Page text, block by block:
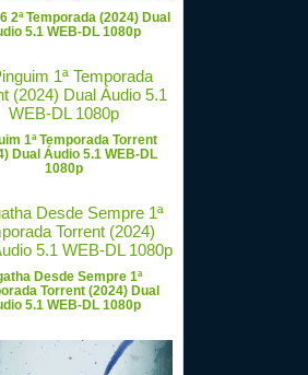
2ª Temporada (2024) Dual
5.1 WEB-DL 1080p
1ª Temporada Torrent
Dual Áudio 5.1 WEB-DL
1080p
Desde Sempre 1ª
Torrent (2024) Dual
5.1 WEB-DL 1080p